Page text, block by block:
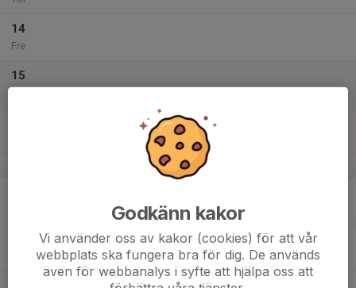
14
Fre
15
v.34
Godkänn kakor
Vi använder oss av kakor (cookies) för att vår
webbplats ska fungera bra för dig. De används
även för webbanalys i syfte att hjälpa oss att